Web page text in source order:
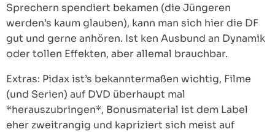
Sprechern spendiert bekamen (die Jüngeren
werden’s kaum glauben), kann man sich hier die DF
gut und gerne anhören. Ist ken Ausbund an Dynamik
oder tollen Effekten, aber allemal brauchbar.
Extras: Pidax ist’s bekanntermaßen wichtig, Filme
(und Serien) auf DVD überhaupt mal
*herauszubringen*, Bonusmaterial ist dem Label
eher zweitrangig und kapriziert sich meist auf